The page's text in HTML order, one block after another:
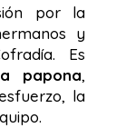
por la
y
Es
papona,
la